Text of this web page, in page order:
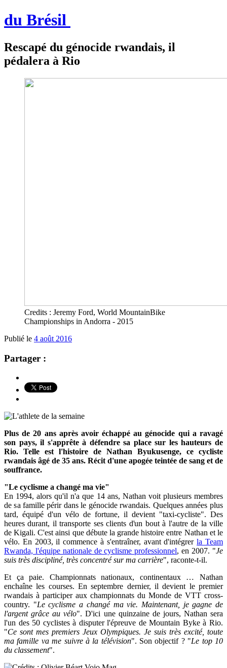
du Brésil
Rescapé du génocide rwandais, il
pédalera à Rio
Credits : Jeremy Ford, World MountainBike
Championships in Andorra - 2015
Publié le 4 août 2016
Partager :
Plus de 20 ans après avoir échappé au génocide qui a ravagé
son pays, il s'apprête à défendre sa place sur les hauteurs de
Rio. Telle est l'histoire de Nathan Byukusenge, ce cycliste
rwandais âgé de 35 ans. Récit d'une apogée teintée de sang et de
souffrance.
"Le cyclisme a changé ma vie"
En 1994, alors qu'il n'a que 14 ans, Nathan voit plusieurs membres
de sa famille périr dans le génocide rwandais. Quelques années plus
tard, équipé d'un vélo de fortune, il devient "taxi-cycliste". Des
heures durant, il transporte ses clients d'un bout à l'autre de la ville
de Kigali. C'est ainsi que débute la grande histoire entre Nathan et le
vélo. En 2003, il commence à s'entraîner, avant d'intégrerla Team
Rwanda, l'équipe nationale de cyclisme professionnel, en 2007. "Je
suis très discipliné, très concentré sur ma carrière", raconte-t-il.
Et ça paie. Championnats nationaux, continentaux … Nathan
enchaîne les courses. En septembre dernier, il devient le premier
rwandais à participer aux championnats du Monde de VTT cross-
country. "Le cyclisme a changé ma vie. Maintenant, je gagne de
l'argent grâce au vélo". D'ici une quinzaine de jours, Nathan sera
l'un des 50 cyclistes à disputer l'épreuve de Mountain Byke à Rio.
"Ce sont mes premiers Jeux Olympiques. Je suis très excité, toute
ma famille va me suivre à la télévision". Son objectif ? "Le top 10
du classement".